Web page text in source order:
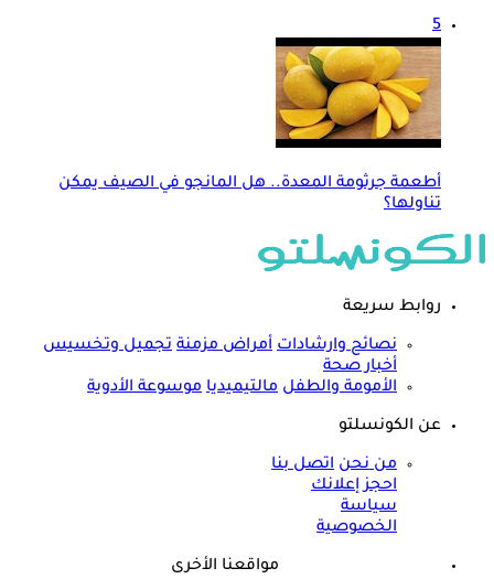
5
أطعمة جرثومة المعدة.. هل المانجو في الصيف يمكن
تناولها؟
روابط سريعة
نصائح وارشادات أمراض مزمنة تجميل وتخسيس
أخبار صحة
الأمومة والطفل مالتيميديا موسوعة الأدوية
عن الكونسلتو
من نحن اتصل بنا
احجز إعلانك
سياسة
الخصوصية
مواقعنا الأخرى